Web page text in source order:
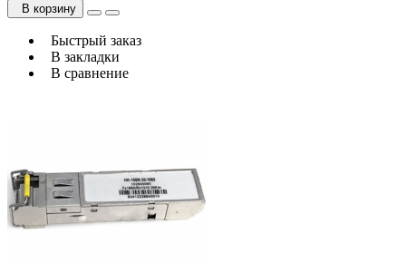
В корзину
Быстрый заказ
В закладки
В сравнение